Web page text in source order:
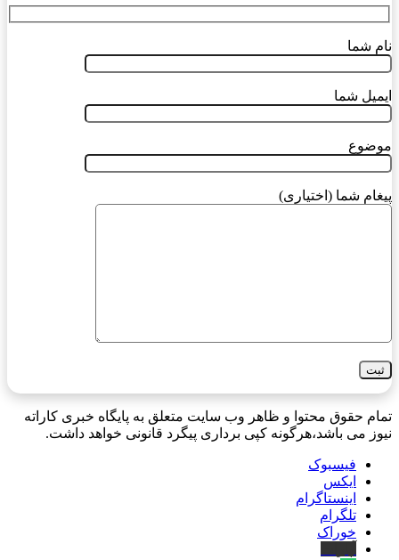
نام شما
ایمیل شما
موضوع
پیغام شما (اختیاری)
تمام حقوق محتوا و ظاهر وب سایت متعلق به پایگاه خبری کاراته
نیوز می باشد،هرگونه کپی برداری پیگرد قانونی خواهد داشت.
فیسبوک
ایکس
اینستاگرام
تلگرام
خوراک